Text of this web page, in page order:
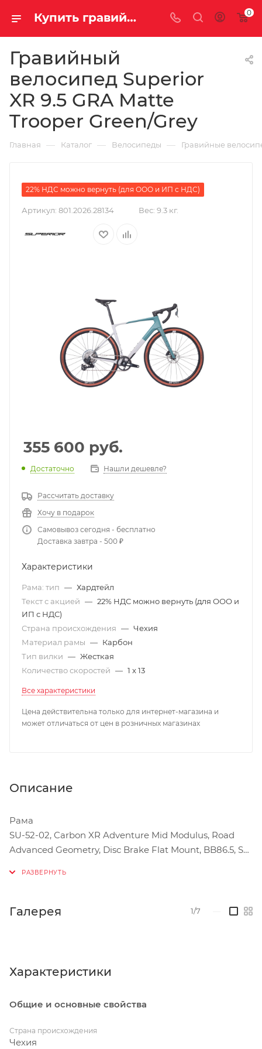
Купить гравийный велосипед Superior XR 9.5 GRA Matte Trooper Green/Grey на за 355600.00000000 руб. в Саратове и Энгельсе в рассрочку или кредит выгодно 0
Гравийный
велосипед Superior
XR 9.5 GRA Matte
Trooper Green/Grey
Главная — Каталог — Велосипеды — Гравийные
22% НДС можно вернуть (для ООО и ИП с НДС)
Артикул: 801.2026.28134 Вес: 9.3 кг.
355 600 руб.
Достаточно Нашли дешевле?
Рассчитать доставку
Хочу в подарок
Самовывоз сегодня - бесплатно
Доставка завтра - 500 ₽
Характеристики
Рама: тип — Хардтейл
Текст с акцией — 22% НДС можно вернуть (для ООО и
ИП с НДС)
Страна происхождения — Чехия
Материал рамы — Карбон
Тип вилки — Жесткая
Количество скоростей — 1 x 13
Все характеристики
Цена действительна только для интернет-магазина и
может отличаться от цен в розничных магазинах
Описание
Рама
SU-52-02, Carbon XR Adventure Mid Modulus, Road
Advanced Geometry, Disc Brake Flat Mount, BB86.5, SH
Материал рамы
XR Adventure Mid Modulus Carbon Fork
SRAM RIVAL XPLR AXS, 13 speed
Манетки / Дуалы
Галерея 1/7
Характеристики
Общие и основные свойства
Страна происхождения
Чехия